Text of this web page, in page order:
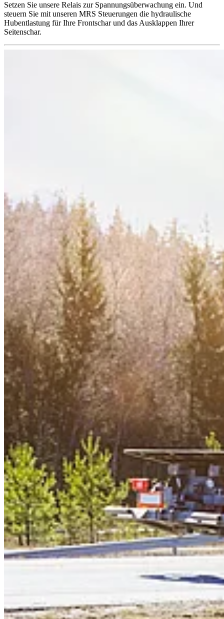
Setzen Sie unsere Relais zur Spannungsüberwachung ein. Und
steuern Sie mit unseren MRS Steuerungen die hydraulische
Hubentlastung für Ihre Frontschar und das Ausklappen Ihrer
Seitenschar.